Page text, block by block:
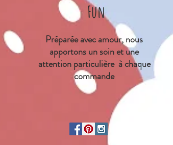
Fun
Préparée avec amour, nous
apportons un soin et une
attention particulière à chaque
commande